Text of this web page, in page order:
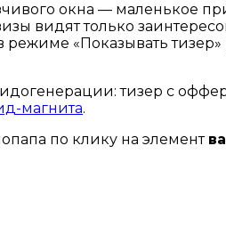
окна — маленькое
видят только
режиме «Показывать
тизер с
магнита.
по клику на элемент